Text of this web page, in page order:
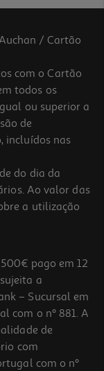
/ Cartão
com o Cartão
todos os
ou superior a
de
incluídos nas
do dia da
Ao valor das
a utilização
pago em 12
a
– Sucursal em
com o nº 881. A
de
com
com o nº